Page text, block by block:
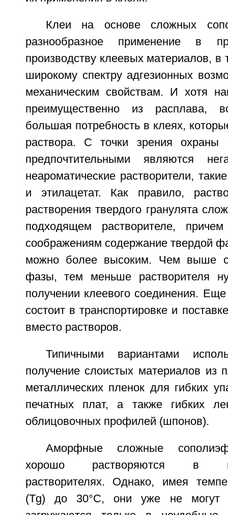
Клеи на основе сложных
разнообразное применение в
производству клеевых материалов, в
широкому спектру адгезионных
механическим свойствам. И хотя
преимущественно из расплава,
большая потребность в клеях,
раствора. С точки зрения
предпочтительными являются
неароматические растворители,
и этилацетат. Как правило,
растворения твердого гранулята
подходящем растворителе,
соображениям содержание твердой
можно более высоким. Чем выше
фазы, тем меньше растворителя
получении клеевого соединения.
состоит в транспортировке и
вместо растворов.
Типичными вариантами
получение слоистых материалов из
металлических пленок для гибких
печатных плат, а также гибких
облицовочных профилей (шпонов).
Аморфные сложные
хорошо растворяются в
растворителях. Однако, имея
(Tg) до 30°С, они уже не могут